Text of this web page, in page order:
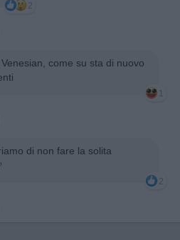
2
come su sta di nuovo
1
di non fare la solita
2